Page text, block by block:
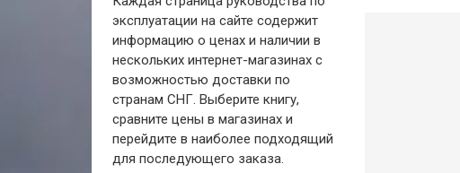
эксплуатации на сайте содержит
информацию о ценах и наличии в
нескольких интернет-магазинах с
возможностью доставки по
странам СНГ. Выберите книгу,
сравните цены в магазинах и
перейдите в наиболее подходящий
для последующего заказа.